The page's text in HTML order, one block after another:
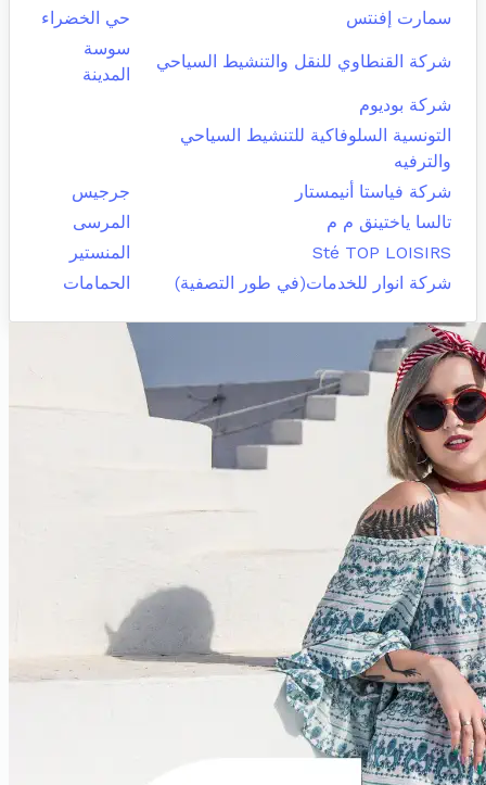
سمارت إفنتس
حي الخضراء
شركة القنطاوي للنقل والتنشيط السياحي
سوسة
المدينة
شركة بوديوم
التونسية السلوفاكية للتنشيط السياحي
والترفيه
شركة فياستا أنيمستار
جرجيس
تالسا ياختينق م م
المرسى
Sté TOP LOISIRS
المنستير
شركة انوار للخدمات(في طور التصفية)
الحمامات